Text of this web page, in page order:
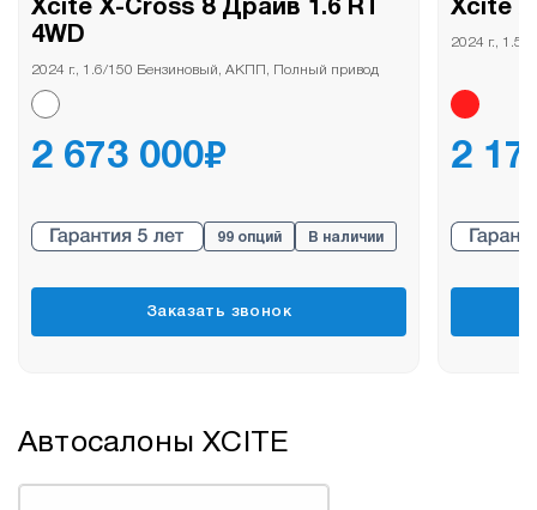
Xcite X-Cross 8 Драйв 1.6 RT
4WD
2024 г., 1.6/150 Бензиновый, АКПП, Полный привод
2 673 000₽
99 опций В наличии
Заказать звонок
Xcite
2024 г.,
2
Автосалоны XСITE